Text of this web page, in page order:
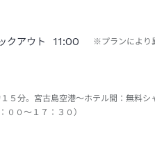
クアウト 11:00 ※プランにより
５分。宮古島空港～ホテル間：無料シ
００～１７：３０）